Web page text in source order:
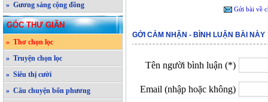
» Gương sáng cộng đồng
GÓC THƯ GIÃN
» Thơ chọn lọc
» Truyện chọn lọc
» Siêu thị cười
» Câu chuyện bốn phương
Gửi bài về
GỞI CẢM NHẬN - BÌNH LUẬN BÀI NÀY
Tên người bình luận (*)
Email (nhập hoặc không)